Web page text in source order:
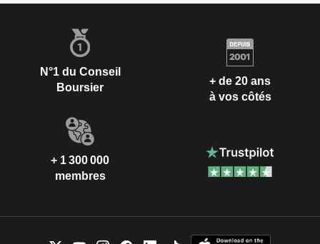
N°1 du Conseil
Boursier
+ de 20 ans
à vos côtés
+ 1 300 000
membres